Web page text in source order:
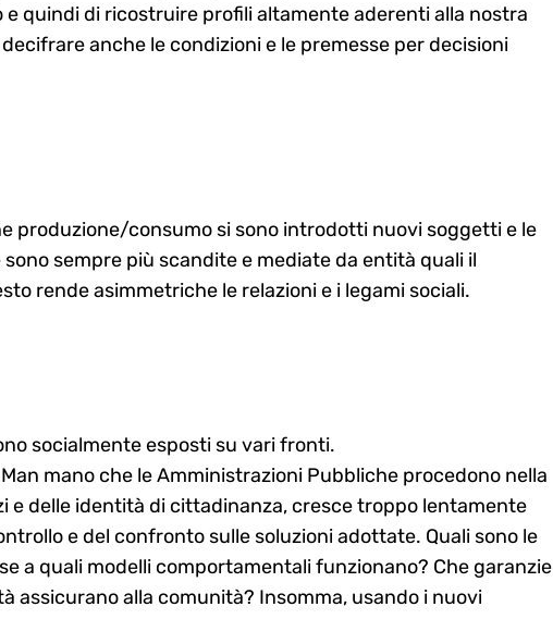
quindi di ricostruire profili altamente aderenti alla nostra
anche le condizioni e le premesse per decisioni
produzione/consumo si sono introdotti nuovi soggetti e le
sempre più scandite e mediate da entità quali il
rende asimmetriche le relazioni e i legami sociali.
socialmente esposti su vari fronti.
mano che le Amministrazioni Pubbliche procedono nella
e delle identità di cittadinanza, cresce troppo lentamente
e del confronto sulle soluzioni adottate. Quali sono le
a quali modelli comportamentali funzionano? Che garanzie
assicurano alla comunità? Insomma, usando i nuovi